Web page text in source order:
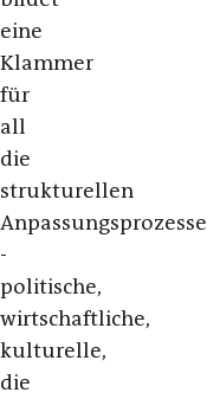
eine
Klammer
für
all
die
strukturellen
Anpassungsprozesse
-
politische,
wirtschaftliche,
kulturelle,
die